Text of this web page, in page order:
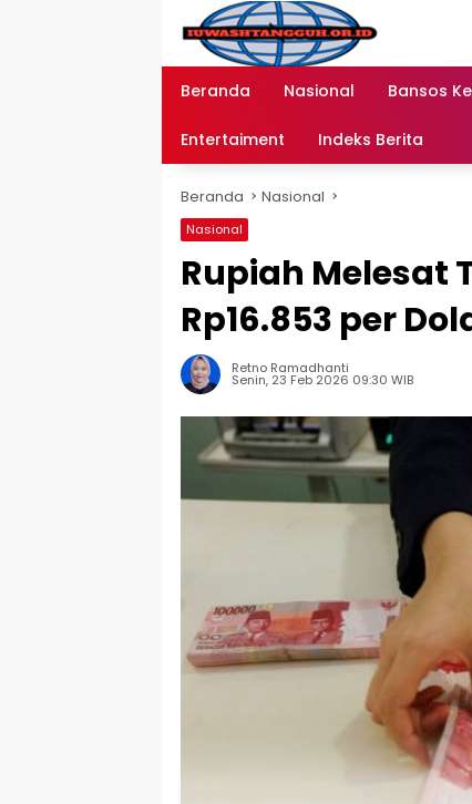
Beranda Nasional Bansos
Entertaiment Indeks Berita
Beranda Nasional
Nasional
Rupiah Melesat
Rp16.853 per
Retno Ramadhanti
Senin, 23 Feb 2026 09:30 WIB